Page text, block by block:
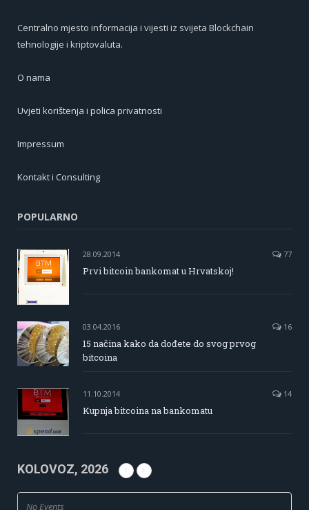
Centralno mjesto informacija i vijesti iz svijeta Blockchain
tehnologije i kriptovaluta.
O nama
Uvjeti korištenja i polica privatnosti
Impressum
Kontakt i Consulting
POPULARNO
28.09.2014 77
Prvi bitcoin bankomat u Hrvatskoj!
03.04.2016 16
15 načina kako da dođete do svog prvog
bitcoina
11.10.2014 14
Kupnja bitcoina na bankomatu
KOLOVOZ, 2026
No Events